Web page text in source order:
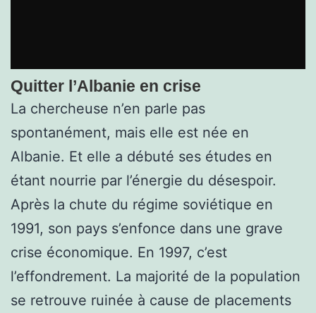
Quitter l’Albanie en crise
La chercheuse n’en parle pas
spontanément, mais elle est née en
Albanie. Et elle a débuté ses études en
étant nourrie par l’énergie du désespoir.
Après la chute du régime soviétique en
1991, son pays s’enfonce dans une grave
crise économique. En 1997, c’est
l’effondrement. La majorité de la population
se retrouve ruinée à cause de placements